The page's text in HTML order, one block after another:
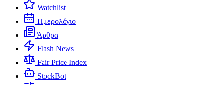
Watchlist
Ημερολόγιο
Άρθρα
Flash News
Fair Price Index
StockBot